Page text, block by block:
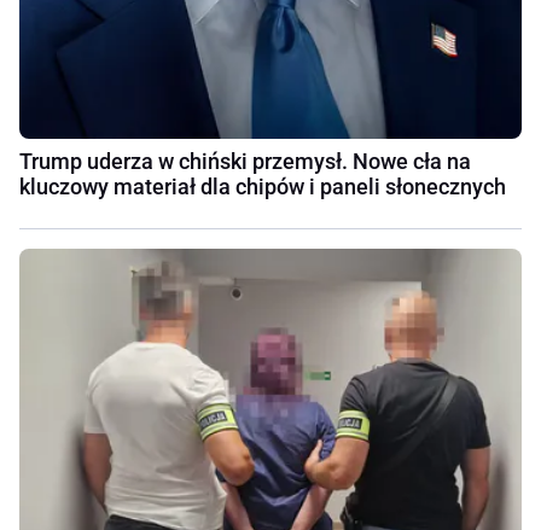
Trump uderza w chiński przemysł. Nowe cła na
kluczowy materiał dla chipów i paneli słonecznych